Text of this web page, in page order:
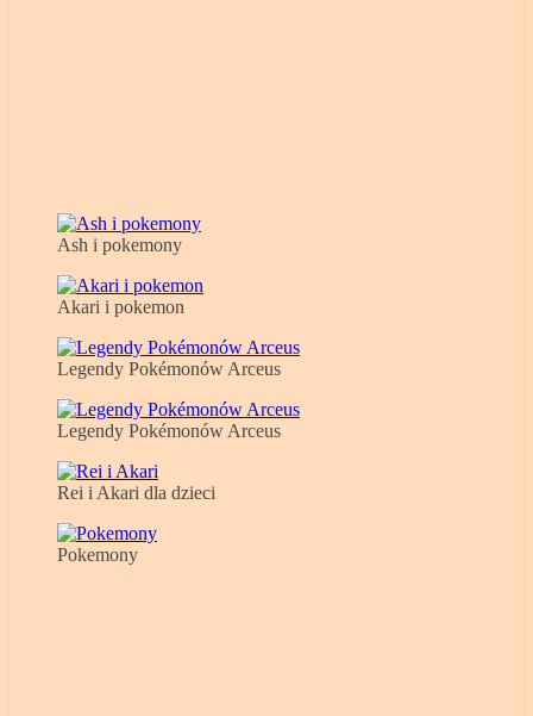
Ash i pokemony
Akari i pokemon
Legendy Pokémonów Arceus
Legendy Pokémonów Arceus
Rei i Akari dla dzieci
Pokemony